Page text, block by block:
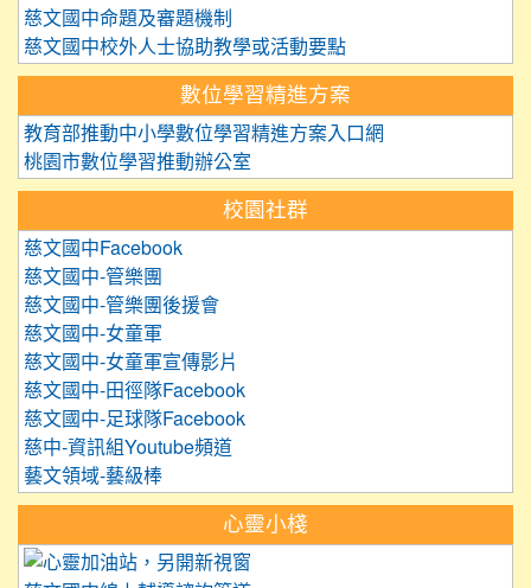
慈文國中命題及審題機制
慈文國中校外人士協助教學或活動要點
數位學習精進方案
教育部推動中小學數位學習精進方案入口網
桃園市數位學習推動辦公室
校園社群
慈文國中Facebook
慈文國中-管樂團
慈文國中-管樂團後援會
慈文國中-女童軍
慈文國中-女童軍宣傳影片
慈文國中-田徑隊Facebook
慈文國中-足球隊Facebook
慈中-資訊組Youtube頻道
藝文領域-藝級棒
心靈小棧